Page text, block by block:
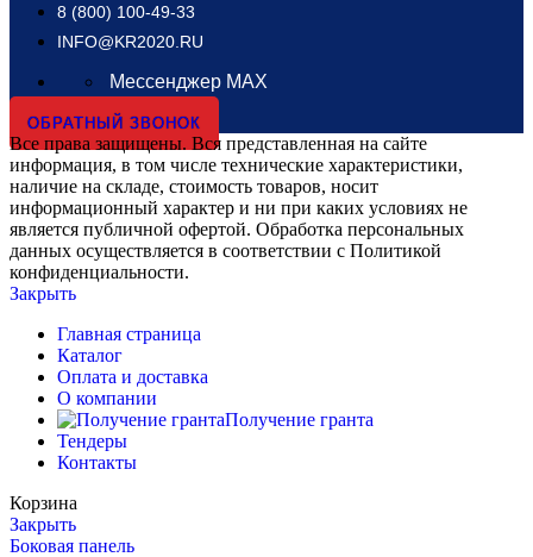
8 (800) 100-49-33
INFO@KR2020.RU
Мессенджер MAX
ОБРАТНЫЙ ЗВОНОК
Все права защищены. Вся представленная на сайте
информация, в том числе технические характеристики,
наличие на складе, стоимость товаров, носит
информационный характер и ни при каких условиях не
является публичной офертой. Обработка персональных
данных осуществляется в соответствии с Политикой
конфиденциальности.
Закрыть
Главная страница
Каталог
Оплата и доставка
О компании
Получение гранта
Тендеры
Контакты
Корзина
Закрыть
Боковая панель